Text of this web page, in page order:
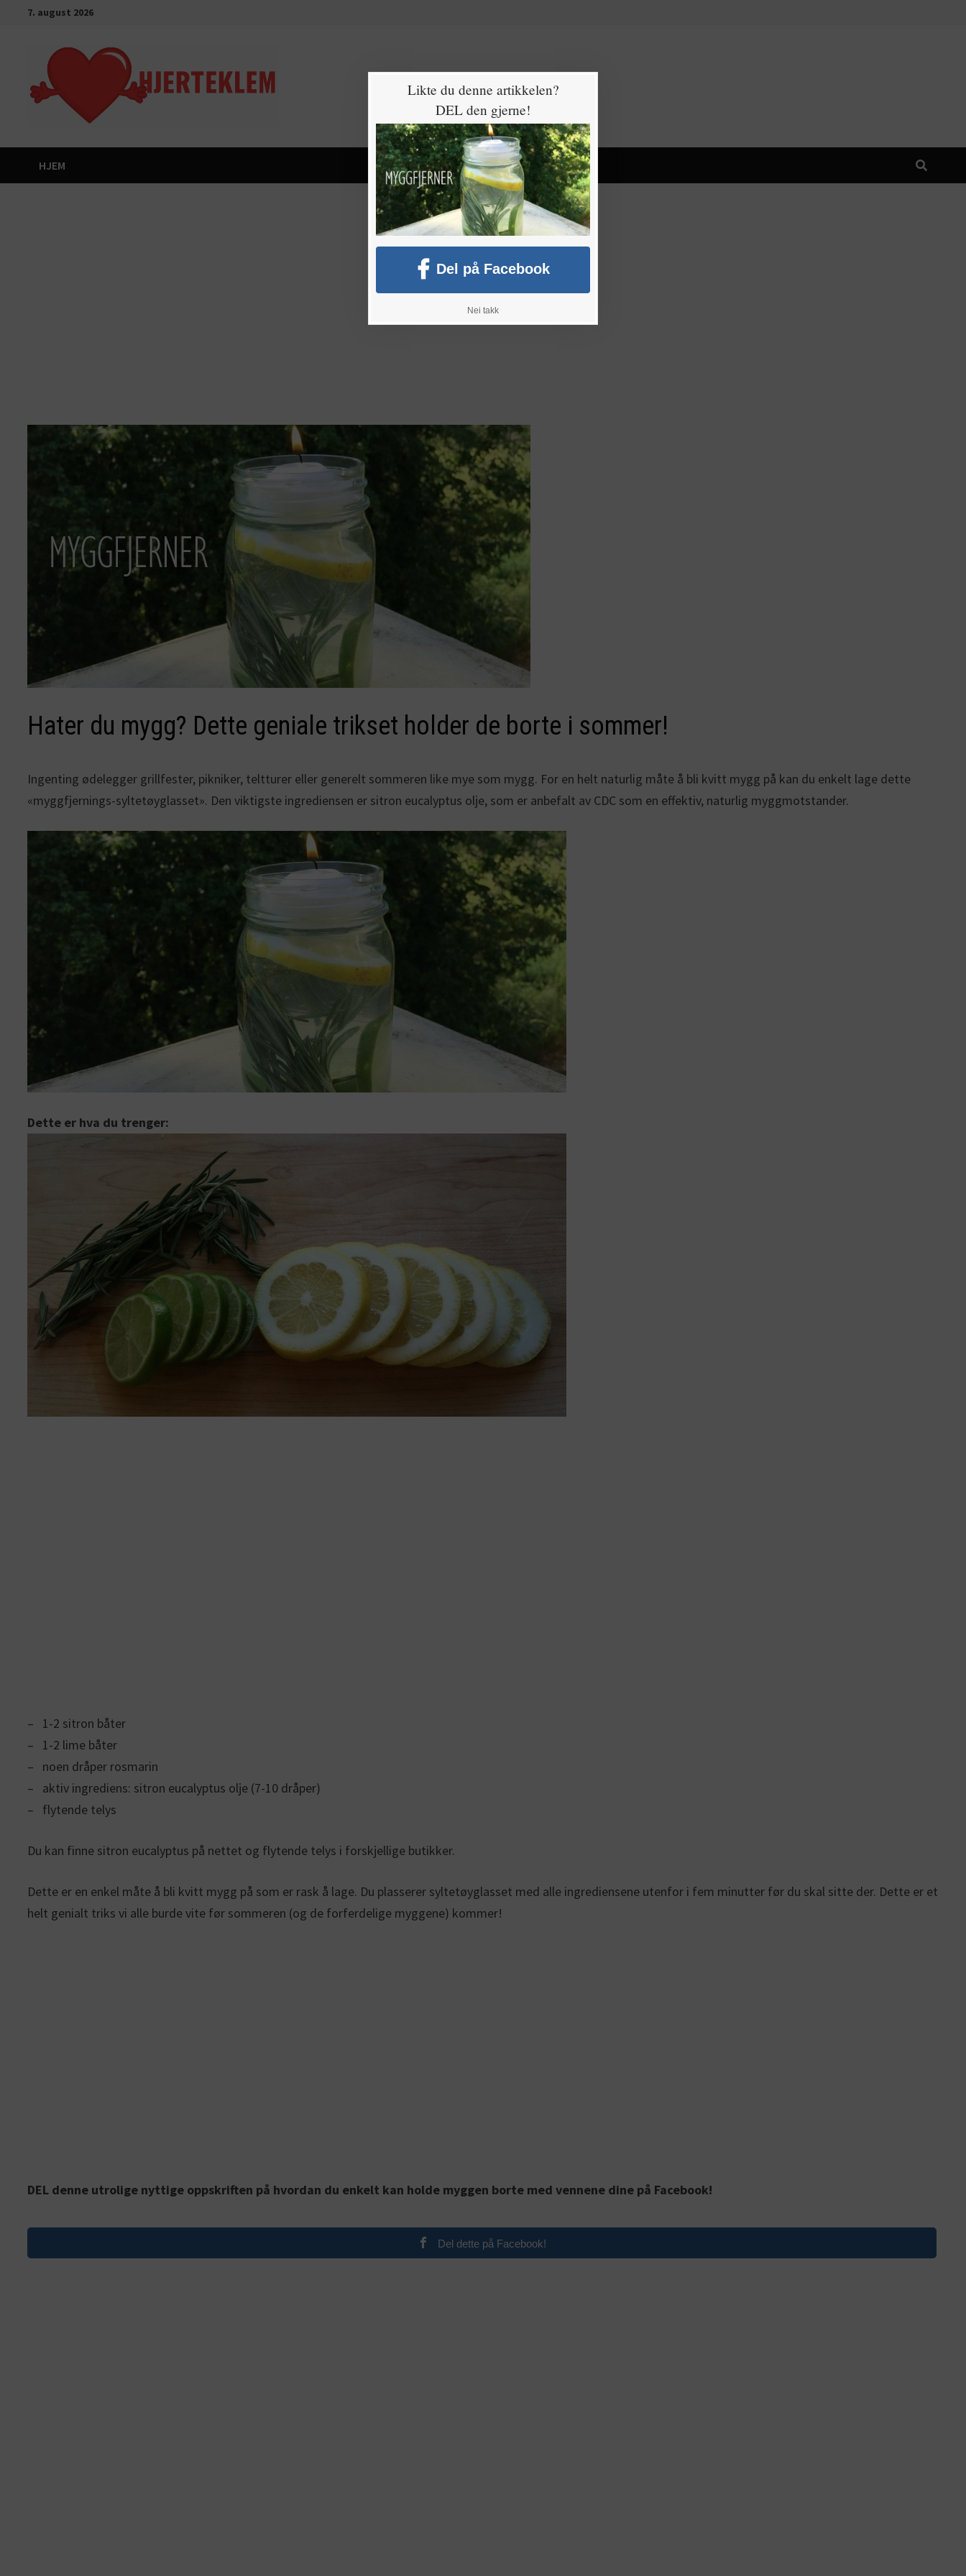
7. august 2026
HJEM
Hater du mygg? Dette geniale trikset holder de borte i sommer!
Ingenting ødelegger grillfester, pikniker, teltturer eller generelt sommeren like mye som mygg. For en helt naturlig måte å bli kvitt mygg på kan du enkelt lage dette
«myggfjernings-syltetøyglasset». Den viktigste ingrediensen er sitron eucalyptus olje, som er anbefalt av CDC som en effektiv, naturlig myggmotstander.
Dette er hva du trenger:
– 1-2 sitron båter
– 1-2 lime båter
– noen dråper rosmarin
– aktiv ingrediens: sitron eucalyptus olje (7-10 dråper)
– flytende telys
Du kan finne sitron eucalyptus på nettet og flytende telys i forskjellige butikker.
Dette er en enkel måte å bli kvitt mygg på som er rask å lage. Du plasserer syltetøyglasset med alle ingrediensene utenfor i fem minutter før du skal sitte der. Dette er et
helt genialt triks vi alle burde vite før sommeren (og de forferdelige myggene) kommer!
DEL denne utrolige nyttige oppskriften på hvordan du enkelt kan holde myggen borte med vennene dine på Facebook!
Del dette på Facebook!
Likte du denne artikkelen?
DEL den gjerne!
Del på Facebook
Nei takk